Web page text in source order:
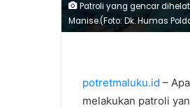
Patroli yang gencar
Manise.(Foto: Dk. Humas
potretmaluku.id –
melakukan patroli